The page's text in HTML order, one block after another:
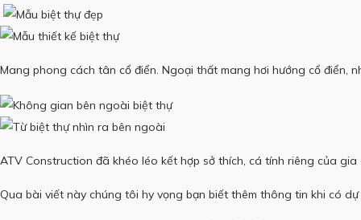
Mang phong cách tân cổ điển. Ngoại thất mang hơi hướng cổ điển,
ATV Construction đã khéo léo kết hợp sở thích, cá tính riêng của
Qua bài viết này chúng tôi hy vọng bạn biết thêm thông tin khi có